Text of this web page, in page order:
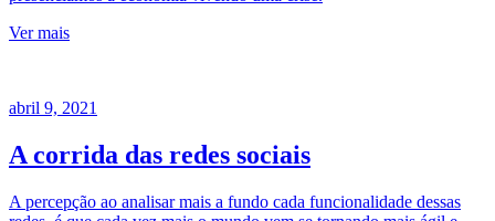
Ver mais
abril 9, 2021
A corrida das redes sociais
A percepção ao analisar mais a fundo cada funcionalidade dessas